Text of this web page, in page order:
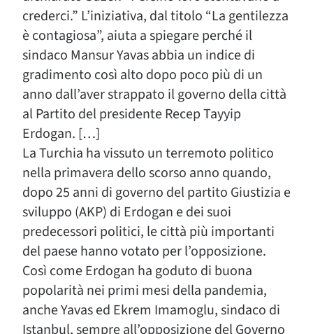
crederci.” L’iniziativa, dal titolo “La gentilezza
è contagiosa”, aiuta a spiegare perché il
sindaco Mansur Yavas abbia un indice di
gradimento così alto dopo poco più di un
anno dall’aver strappato il governo della città
al Partito del presidente Recep Tayyip
Erdogan. […]
La Turchia ha vissuto un terremoto politico
nella primavera dello scorso anno quando,
dopo 25 anni di governo del partito Giustizia e
sviluppo (AKP) di Erdogan e dei suoi
predecessori politici, le città più importanti
del paese hanno votato per l’opposizione.
Così come Erdogan ha goduto di buona
popolarità nei primi mesi della pandemia,
anche Yavas ed Ekrem Imamoglu, sindaco di
Istanbul, sempre all’opposizione del Governo